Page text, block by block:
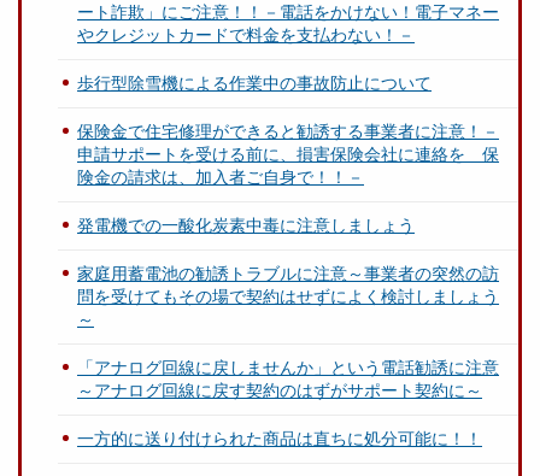
ート詐欺」にご注意！！－電話をかけない！電子マネー
やクレジットカードで料金を支払わない！－
歩行型除雪機による作業中の事故防止について
保険金で住宅修理ができると勧誘する事業者に注意！－
申請サポートを受ける前に、損害保険会社に連絡を 保
険金の請求は、加入者ご自身で！！－
発電機での一酸化炭素中毒に注意しましょう
家庭用蓄電池の勧誘トラブルに注意～事業者の突然の訪
問を受けてもその場で契約はせずによく検討しましょう
～
「アナログ回線に戻しませんか」という電話勧誘に注意
～アナログ回線に戻す契約のはずがサポート契約に～
一方的に送り付けられた商品は直ちに処分可能に！！